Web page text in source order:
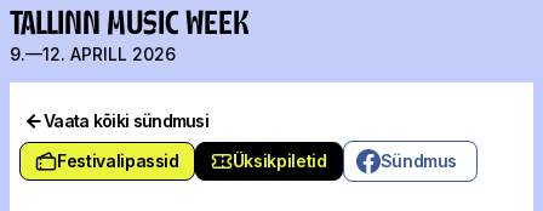
TALLINN MUSIC WEEK
9.—12. APRILL 2026
Vaata kõiki sündmusi
Festivalipassid
Üksikpiletid Sündmus